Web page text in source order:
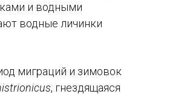
и водными
водные личинки
миграций и зимовок
, гнездящаяся